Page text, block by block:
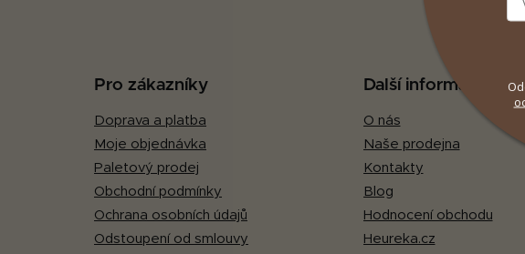
Pro zákazníky
Doprava a platba
Moje objednávka
Paletový prodej
Obchodní podmínky
Ochrana osobních údajů
Odstoupení od smlouvy
Další informace
O nás
Naše prodejna
Kontakty
Blog
Hodnocení obchodu
Heureka.cz